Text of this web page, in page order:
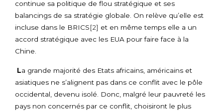
continue sa politique de flou stratégique et ses
balancings de sa stratégie globale. On relève qu’elle est
incluse dans le BRICS[2] et en même temps elle a un
accord stratégique avec les EUA pour faire face à la
Chine.
La grande majorité des Etats africains, américains et
asiatiques ne s’alignent pas dans ce conflit avec le pôle
occidental, devenu isolé. Donc, malgré leur pauvreté les
pays non concernés par ce conflit, choisiront le plus